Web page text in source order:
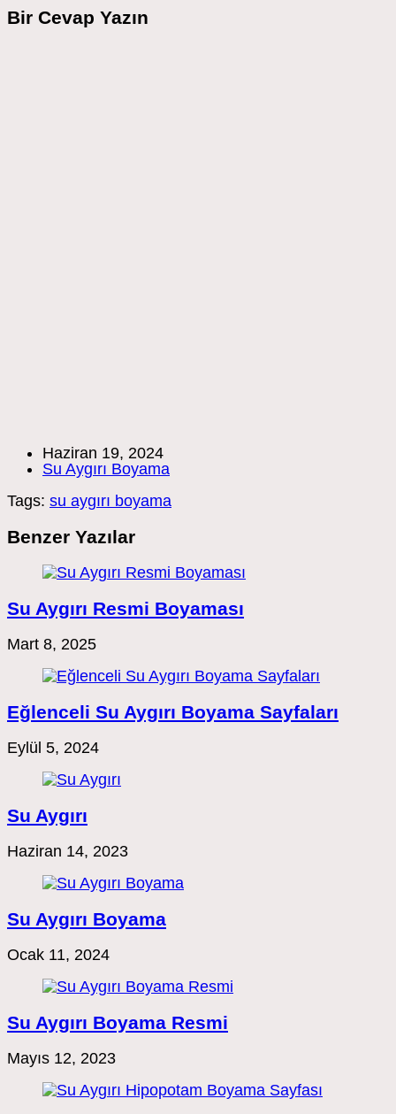
Bir Cevap Yazın
Post
published:
Haziran 19, 2024
Post
category:
Su Aygırı Boyama
Tags: su aygırı boyama
Benzer Yazılar
Su Aygırı Resmi Boyaması
Mart 8, 2025
Eğlenceli Su Aygırı Boyama Sayfaları
Eylül 5, 2024
Su Aygırı
Haziran 14, 2023
Su Aygırı Boyama
Ocak 11, 2024
Su Aygırı Boyama Resmi
Mayıs 12, 2023